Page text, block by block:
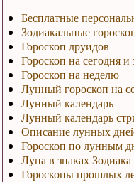
Бесплатные
Зодиакальные
Гороскоп друидов
Гороскоп на сегодня и
Гороскоп на неделю
Лунный гороскоп на
Лунный календарь
Лунный календарь
Описание лунных
Гороскоп по лунным
Луна в знаках Зодиака
Гороскопы прошлых